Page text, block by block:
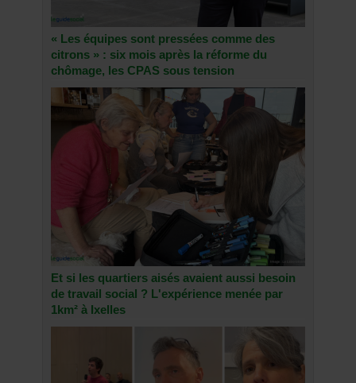
« Les équipes sont pressées comme des
citrons » : six mois après la réforme du
chômage, les CPAS sous tension
Et si les quartiers aisés avaient aussi besoin
de travail social ? L'expérience menée par
1km² à Ixelles